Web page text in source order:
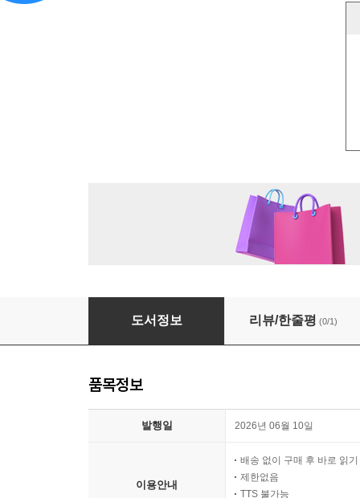
구름우체국의 마지막 편지
도서정보 리뷰/한줄평 (0/1)
품목정보
발행일 2026년 06월 10일
이용안내
배송 없이 구매 후 바로 읽기
제한없음
TTS 불가능